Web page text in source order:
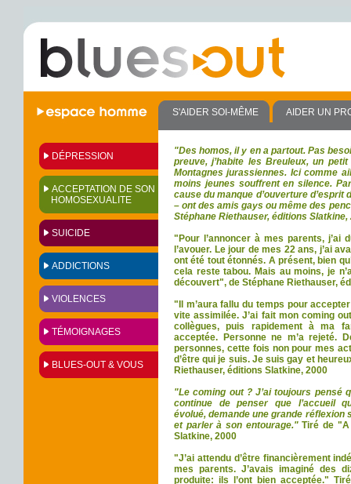
S'AIDER SOI-MÊME AIDER UN
DÉPRESSION
ACCEPTATION DE SON
HOMOSEXUALITE
SUICIDE
ADDICTIONS
VIOLENCES
TÉMOIGNAGES
BLUES-OUT & VOUS
"Des homos, il y en a partout. Pas
preuve, j’habite les Breuleux, un
Montagnes jurassiennes. Ici comme
moins jeunes souffrent en silence.
cause du manque d’ouverture
– ont des amis gays ou même des
Stéphane Riethauser, éditions Slatkine,
"Pour l’annoncer à mes parents, j’ai
l’avouer. Le jour de mes 22 ans, j’ai
ont été toutétonnés. A présent, bien
cela restetabou. Mais au moins, je
découvert", de Stéphane Riethauser,
"Il m’aura fallu du temps pour
vite assimilée. J’ai fait mon coming
collègues, puis rapidement à ma
acceptée. Personne ne m’a rejeté.
personnes, cette fois non pour mes
d’être qui je suis. Je suis gay et
Riethauser, éditions Slatkine, 2000
"Le coming out ? J’ai toujours pensé
continue de penser que l’accueil
évolué,demande une grande réflexion
et parler à son entourage."Tiré de "A
Slatkine, 2000
"J’ai attendu d’être financièrement
mes parents.J’avais imaginé des
produite: ils
l’ont bien acceptée."